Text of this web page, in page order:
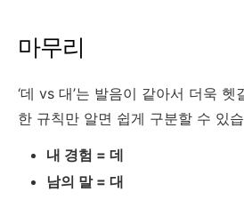
마무리
‘데 vs 대’는 발음이 같아서 더욱
한 규칙만 알면 쉽게 구분할 수 있
내 경험 = 데
남의 말 = 대